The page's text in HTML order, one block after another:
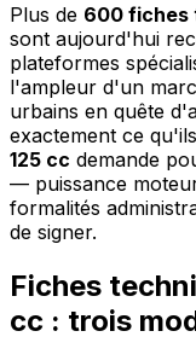
Plus de 600 fiches
sont aujourd'hui
plateformes
l'ampleur d'un
urbains en quête
exactement ce
125 cc demande
— puissance
formalités
de signer.
Fiches
cc : trois